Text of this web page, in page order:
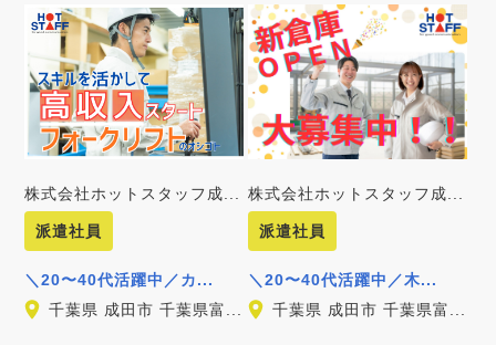
株式会社ホットスタッフ成...
派遣社員
＼20〜40代活躍中／カ...
千葉県 成田市 千葉県富...
株式会社ホットスタッフ成...
派遣社員
＼20〜40代活躍中／木...
千葉県 成田市 千葉県富...